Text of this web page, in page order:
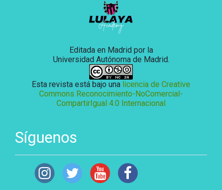
Editada en Madrid por la
Universidad Autónoma de Madrid.
Esta revista está bajo una licencia de Creative
Commons Reconocimiento-NoComercial-
CompartirIgual 4.0 Internacional
Síguenos